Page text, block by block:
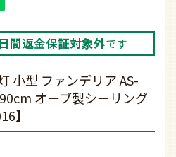
間返金保証対象外です
小型 ファンデリア AS-
オーブ製シーリング
】